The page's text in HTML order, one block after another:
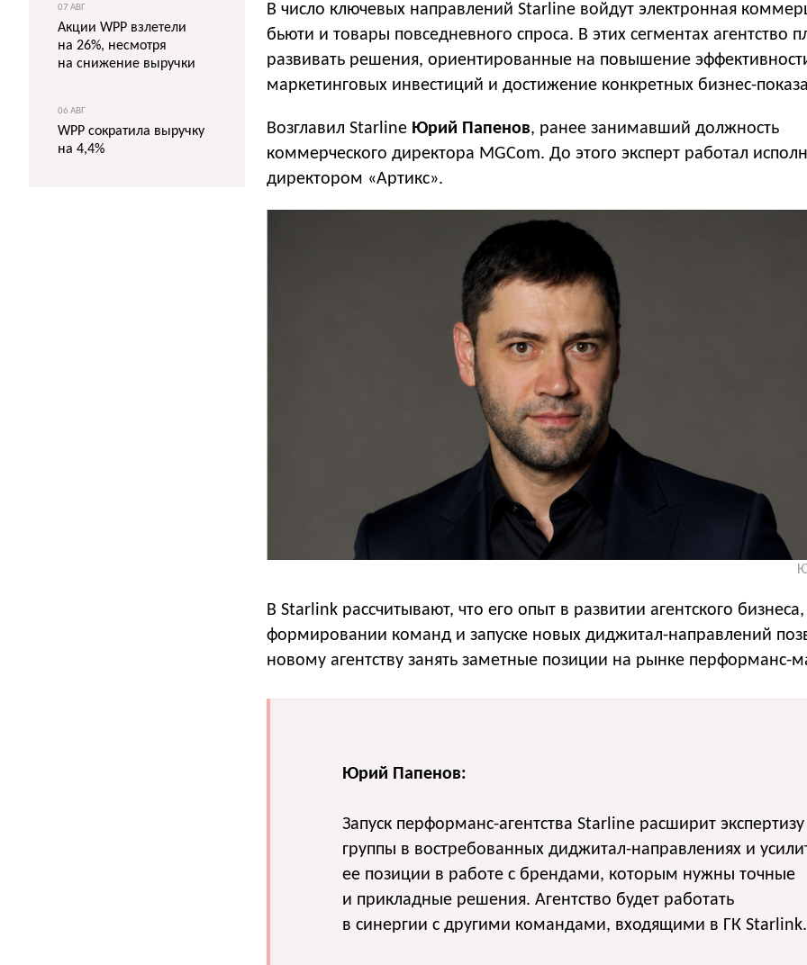
В число ключевых направлений Starline войдут электронная
бьюти и товары повседневного спроса. В этих сегментах агентство
развивать решения, ориентированные на повышение
маркетинговых инвестиций и достижение конкретных бизнес-
Возглавил Starline Юрий Папенов, ранее занимавший должность
коммерческого директора MGCom. До этого эксперт работал
директором «Артикс».
В Starlink рассчитывают, что его опыт в развитии агентского бизнеса,
формировании команд и запуске новых диджитал-направлений
новому агентству занять заметные позиции на рынке перформанс-
Юрий Папенов:
Запуск перформанс-агентства Starline расширит экспертизу
группы в востребованных диджитал-направлениях и
ее позиции в работе с брендами, которым нужны точные
и прикладные решения. Агентство будет работать
в синергии с другими командами, входящими в ГК Starlink.
07 АВГ
Акции WPP взлетели
на 26%, несмотря
на снижение выручки
06 АВГ
WPP сократила выручку
на 4,4%